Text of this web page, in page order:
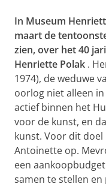
In Museum
maart de
zien, over het 40
Henriette Polak .
1974), de weduwe
oorlog niet alleen
actief binnen het
voor de kunst, en
kunst. Voor dit
Antoinette op.
een
samen te stellen